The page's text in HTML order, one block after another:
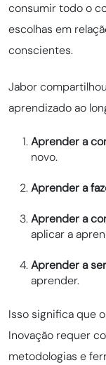
consumir todo o
escolhas em
conscientes.
Jabor
aprendizado ao
Aprender a
novo.
Aprender a
Aprender a
aplicar a
Aprender a
aprender.
Isso significa que
Inovação requer
metodologias e